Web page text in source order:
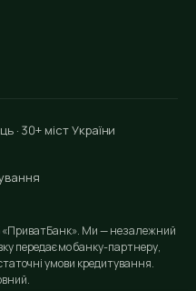
· 30+ міст України
«ПриватБанк». Ми — незалежний
передаємо банку-партнеру,
умови кредитування.